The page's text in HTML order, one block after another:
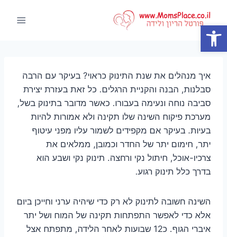
פתח סרגל נגישות
content
איך מנהלים את שנת התינוק כראוי? בעיקר עם הרבה
סבלנות, הבנה והקניית הרגלים. כל זאת בעזרת יצירת
סביבה נוחה ונעימה בעבורו. כאשר מדובר בתינוק בשל,
מערכת פיקוח השינה שלו תקינה ולא אמורות להיות
בעיות. בעיקר אם מקפידים לשמור עליו מפני עיטוף
יתר, חימום יתר של החדר וכמובן, ממלאים את
צרכיו-אוכל, חיתול נקי ורחצה. תינוק נקי ושבע הוא
בדרך כלל תינוק רגוע.
השינה חשובה לתינוק לא רק כדי שיהיה ערני וחייכן ביום
אלא כדי לאפשר התפתחות תקינה של המוח ושל יתר
איברי הגוף. כ12 שבועות לאחר הלידה, מתפתח אצל